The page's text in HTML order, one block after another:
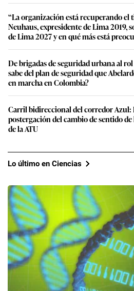
“La organización está recuperando el
Neuhaus, expresidente de Lima 2019,
de Lima 2027 y en qué más está
De brigadas de seguridad urbana al
sabe del plan de seguridad que
en marcha en Colombia?
Carril bidireccional del corredor Azul:
postergación del cambio de sentido
de la ATU
Lo último en Ciencias